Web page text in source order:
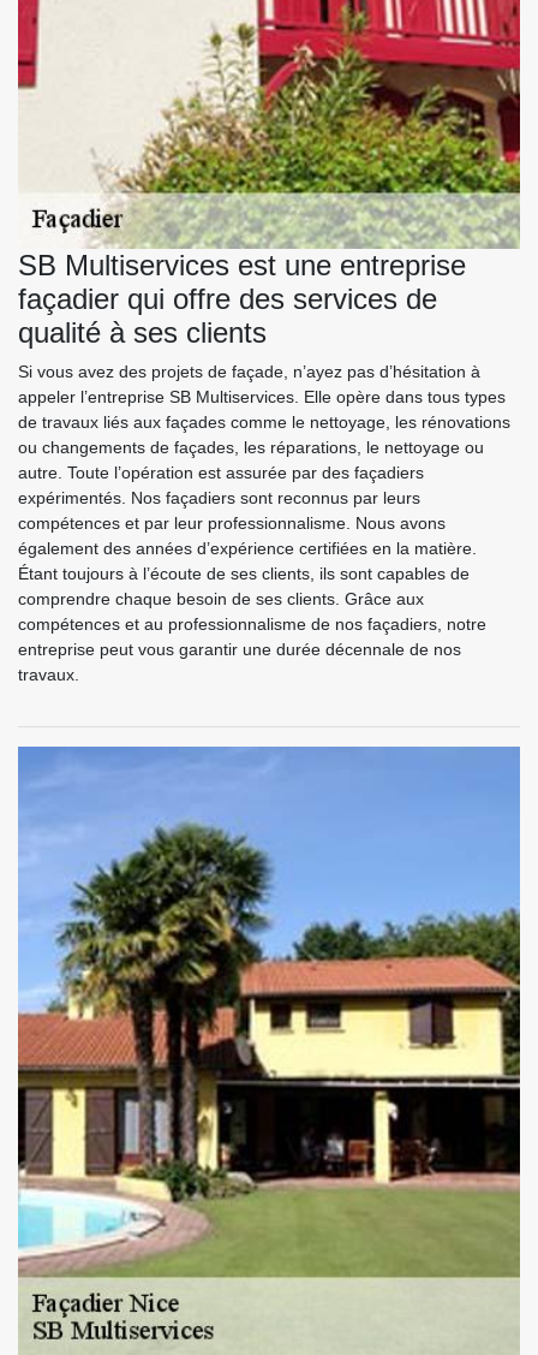
SB Multiservices est une entreprise
façadier qui offre des services de
qualité à ses clients
Si vous avez des projets de façade, n’ayez pas d’hésitation à
appeler l’entreprise SB Multiservices. Elle opère dans tous types
de travaux liés aux façades comme le nettoyage, les rénovations
ou changements de façades, les réparations, le nettoyage ou
autre. Toute l’opération est assurée par des façadiers
expérimentés. Nos façadiers sont reconnus par leurs
compétences et par leur professionnalisme. Nous avons
également des années d’expérience certifiées en la matière.
Étant toujours à l’écoute de ses clients, ils sont capables de
comprendre chaque besoin de ses clients. Grâce aux
compétences et au professionnalisme de nos façadiers, notre
entreprise peut vous garantir une durée décennale de nos
travaux.